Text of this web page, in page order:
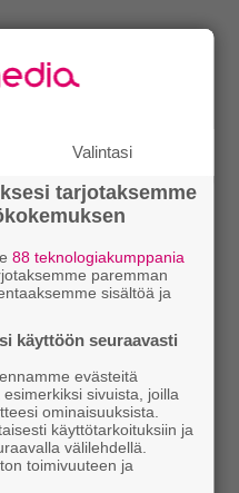
Valintasi
tarjotaksemme
88 teknologiakumppania
paremman
sisältöä ja
käyttöön seuraavasti
evästeitä
sivuista, joilla
ominaisuuksista.
käyttötarkoituksiin ja
välilehdellä.
toimivuuteen ja